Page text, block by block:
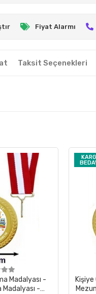
Fiyat Alarmı
Taksit Seçenekleri
Madalyası -
Madalyası -